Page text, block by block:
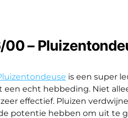
–
is een super
echt hebbeding. Niet
effectief. Pluizen
potentie hebben om uit te